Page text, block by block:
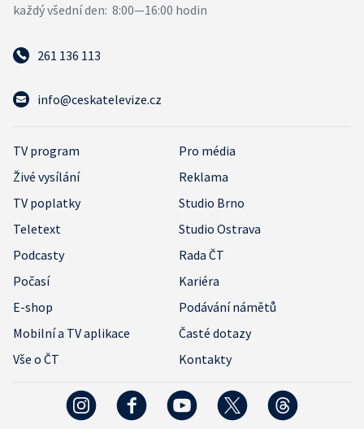
261 136 113
info@ceskatelevize.cz
TV program
Pro média
Živé vysílání
Reklama
TV poplatky
Studio Brno
Teletext
Studio Ostrava
Podcasty
Rada ČT
Počasí
Kariéra
E-shop
Podávání námětů
Mobilní a TV aplikace
Časté dotazy
Vše o ČT
Kontakty